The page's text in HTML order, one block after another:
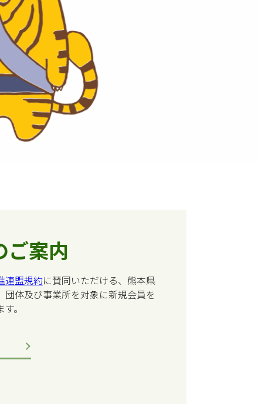
ご案内
連盟規約に賛同いただける、熊本県
団体及び事業所を対象に新規会員を
。